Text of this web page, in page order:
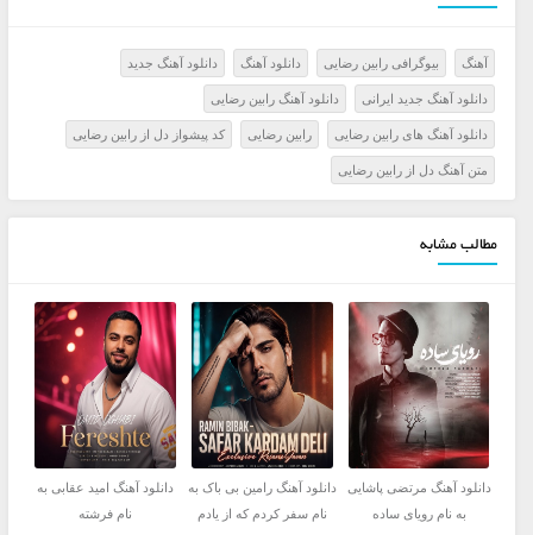
آهنگ بیوگرافی رابین رضایی دانلود آهنگ دانلود آهنگ جدید
دانلود آهنگ جدید ایرانی دانلود آهنگ رابین رضایی
دانلود آهنگ های رابین رضایی رابین رضایی کد پیشواز دل از رابین رضایی
متن آهنگ دل از رابین رضایی
مطالب مشابه
دانلود آهنگ مرتضی پاشایی
به نام رویای ساده
دانلود آهنگ رامین بی باک به
نام سفر کردم که از یادم
دانلود آهنگ امید عقابی به
نام فرشته